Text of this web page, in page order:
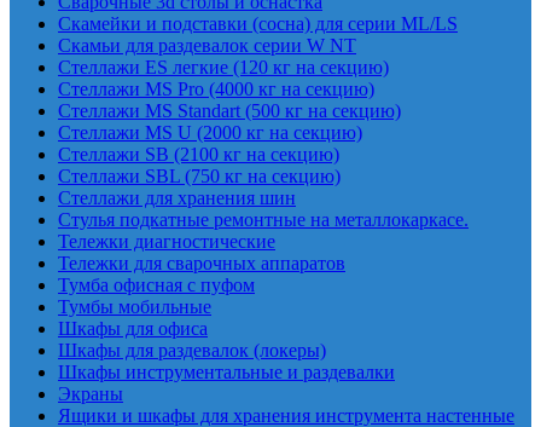
Скамейки и подставки (сосна) для серии ML/LS
Скамьи для раздевалок серии W NT
Стеллажи ES легкие (120 кг на секцию)
Стеллажи MS Pro (4000 кг на секцию)
Стеллажи MS Standart (500 кг на секцию)
Стеллажи MS U (2000 кг на секцию)
Стеллажи SB (2100 кг на секцию)
Стеллажи SBL (750 кг на секцию)
Стеллажи для хранения шин
Стулья подкатные ремонтные на металлокаркасе.
Тележки диагностические
Тележки для сварочных аппаратов
Тумба офисная с пуфом
Тумбы мобильные
Шкафы для офиса
Шкафы для раздевалок (локеры)
Шкафы инструментальные и раздевалки
Экраны
Ящики и шкафы для хранения инструмента настенные